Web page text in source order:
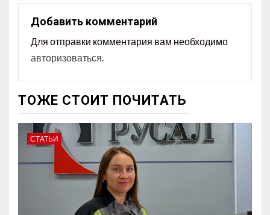
Добавить комментарий
Для отправки комментария вам необходимо
авторизоваться.
ТОЖЕ СТОИТ ПОЧИТАТЬ
СТАТЬИ